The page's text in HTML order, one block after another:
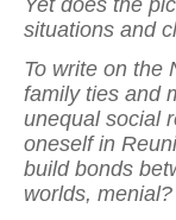
situations and
To write on the
family ties and
unequal social
oneself in
build bonds
worlds, menial?